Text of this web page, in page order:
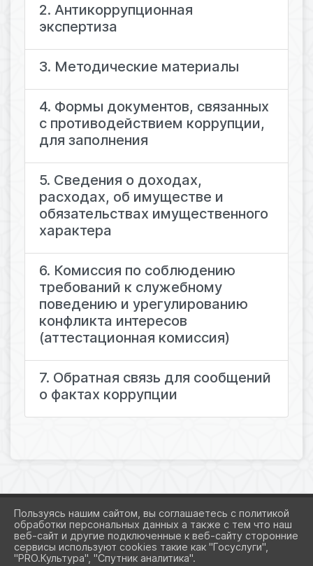
2. Антикоррупционная
экспертиза
3. Методические материалы
4. Формы документов, связанных
с противодействием коррупции,
для заполнения
5. Сведения о доходах,
расходах, об имуществе и
обязательствах имущественного
характера
6. Комиссия по соблюдению
требований к служебному
поведению и урегулированию
конфликта интересов
(аттестационная комиссия)
7. Обратная связь для сообщений
о фактах коррупции
2026 Г. ART-NORILSK.RU
ВХОД
КАРТА САЙТА
Пользуясь нашим сайтом, вы соглашаетесь с политикой
обработки персональных данных а также с тем что наш
веб-сайт и другие подключенные к веб-сайту сторонние
сервисы используют cookies такие как "Госуслуги",
"PRO.Культура", "Спутник аналитика".